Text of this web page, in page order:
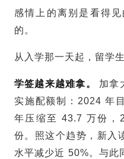
感情上的离别是看得
的。
从入学那一天起， 留学生
学签越来越难拿。
加拿
实施配额制：2024 年
年压缩至 43.7 万份，
份。照这个趋势，新入
水平减少近 50%。与此